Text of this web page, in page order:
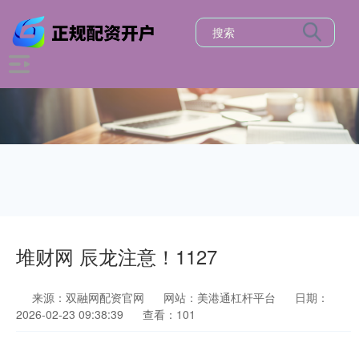
堆财网 辰龙注意！1127
来源：双融网配资官网 网站：美港通杠杆平台
日期：
2026-02-23 09:38:39
查看：101